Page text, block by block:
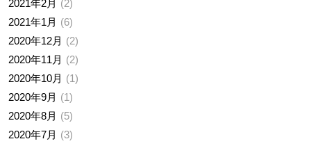
2021年2月
2
2021年1月
6
2020年12月
2
2020年11月
2
2020年10月
1
2020年9月
1
2020年8月
5
2020年7月
3